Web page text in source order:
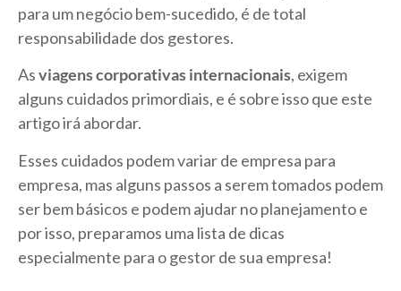
para um negócio bem-sucedido, é de total
responsabilidade dos gestores.
Asviagens corporativas internacionais, exigem
alguns cuidados primordiais, e é sobre isso que este
artigo irá abordar.
Esses cuidados podem variar de empresa para
empresa, mas alguns passos a serem tomados podem
ser bem básicos e podem ajudar no planejamento e
por isso, preparamos uma lista de dicas
especialmente para o gestor de sua empresa!